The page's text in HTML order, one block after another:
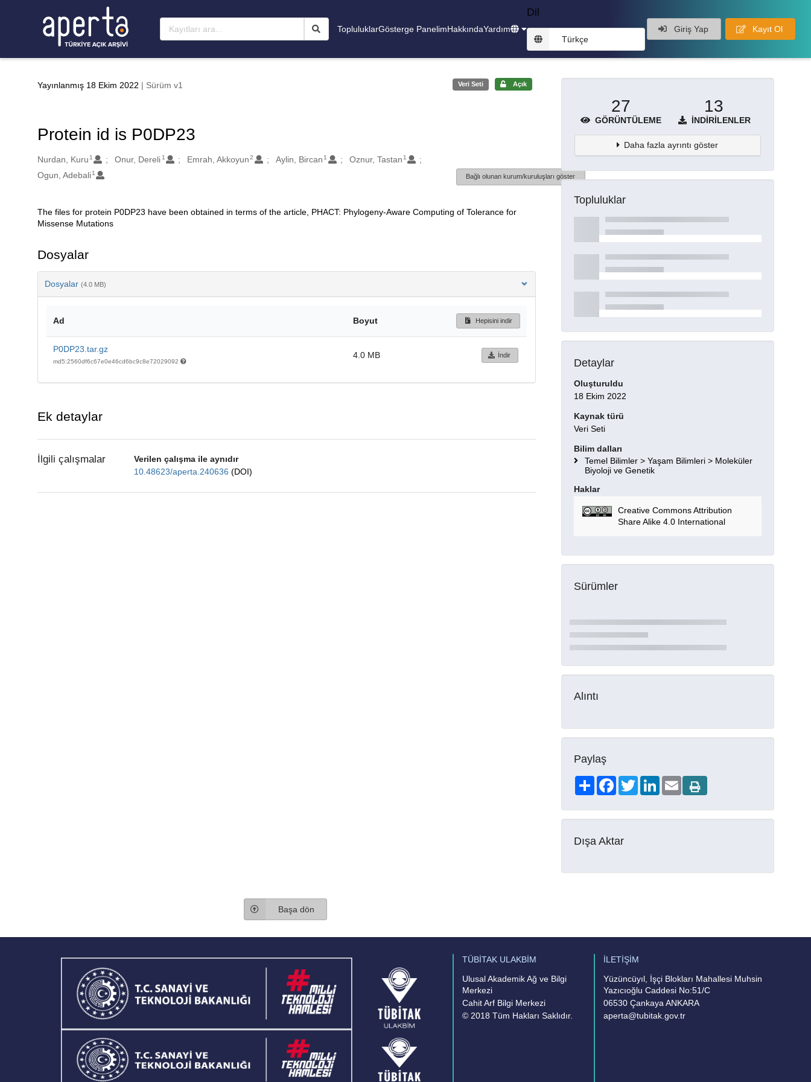
TopluluklarGösterge PanelimHakkındaYardım
Dil
Türkçe
Giriş Yap Kayıt Ol
Yayınlanmış 18 Ekim 2022 | Sürüm v1 Veri Seti Açık
Protein id is P0DP23
Oluşturanlar
Nurdan, Kuru 1 Onur, Dereli 1 Emrah, Akkoyun 2 Aylin, Bircan 1 Oznur, Tastan 1
Ogun, Adebali 1 Bağlı olunan kurum/kuruluşları göster
Açıklama
The files for protein P0DP23 have been obtained in terms of the article, PHACT: Phylogeny-Aware Computing of Tolerance for
Missense Mutations
Dosyalar
Dosyalar (4.0 MB)
Ad Boyut Hepisini indir
P0DP23.tar.gz
md5:2560df6c67e0e46cd6bc9c8e72029092
4.0 MB İndir
Ek detaylar
İlgili çalışmalar
Verilen çalışma ile aynıdır
10.48623/aperta.240636 (DOI)
27
GÖRÜNTÜLEME
13
İNDIRILENLER
Daha fazla ayrıntı göster
Topluluklar
Detaylar
Oluşturuldu
18 Ekim 2022
Kaynak türü
Veri Seti
Bilim dalları
Temel Bilimler > Yaşam Bilimleri > Moleküler
Biyoloji ve Genetik
Haklar
Creative Commons Attribution
Share Alike 4.0 International
Sürümler
Alıntı
Paylaş
ShareFacebookTwitterLinkedIn
Email
Dışa Aktar
Başa dön
TÜBİTAK ULAKBİM
Ulusal Akademik Ağ ve Bilgi
Merkezi
Cahit Arf Bilgi Merkezi
© 2018 Tüm Hakları Saklıdır.
İLETİŞİM
Yüzüncüyıl, İşçi Blokları Mahallesi Muhsin
Yazıcıoğlu Caddesi No:51/C
06530 Çankaya ANKARA
aperta@tubitak.gov.tr